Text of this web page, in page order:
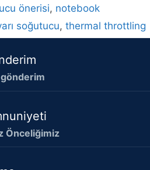
önerisi, notebook
soğutucu, thermal throttling
gönderim
Önceliğimiz